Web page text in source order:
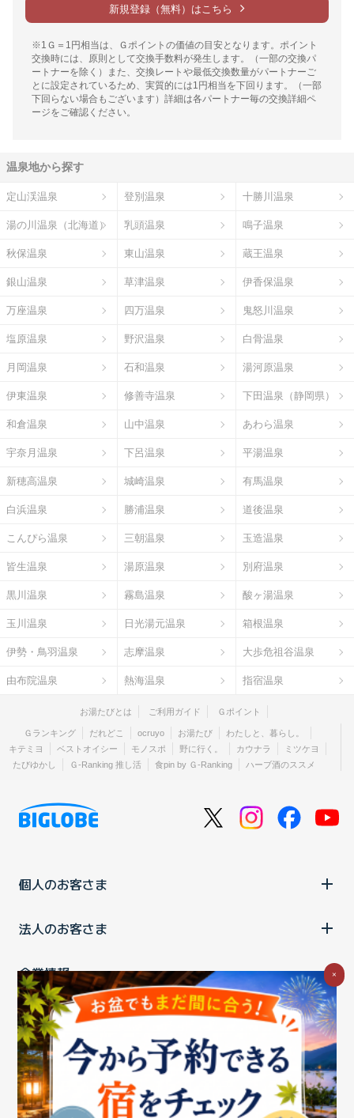
新規登録（無料）はこちら
※1Ｇ＝1円相当は、Ｇポイントの価値の目安となります。ポイント
交換時には、原則として交換手数料が発生します。（一部の交換パ
ートナーを除く）また、交換レートや最低交換数量がパートナーご
とに設定されているため、実質的には1円相当を下回ります。（一部
下回らない場合もございます）詳細は各パートナー毎の交換詳細ペ
ージをご確認ください。
温泉地から探す
定山渓温泉 登別温泉 十勝川温泉
湯の川温泉（北海道） 乳頭温泉 鳴子温泉
秋保温泉 東山温泉 蔵王温泉
銀山温泉 草津温泉 伊香保温泉
万座温泉 四万温泉 鬼怒川温泉
塩原温泉 野沢温泉 白骨温泉
月岡温泉 石和温泉 湯河原温泉
伊東温泉 修善寺温泉 下田温泉（静岡県）
和倉温泉 山中温泉 あわら温泉
宇奈月温泉 下呂温泉 平湯温泉
新穂高温泉 城崎温泉 有馬温泉
白浜温泉 勝浦温泉 道後温泉
こんぴら温泉 三朝温泉 玉造温泉
皆生温泉 湯原温泉 別府温泉
黒川温泉 霧島温泉 酸ヶ湯温泉
玉川温泉 日光湯元温泉 箱根温泉
伊勢・鳥羽温泉 志摩温泉 大歩危祖谷温泉
由布院温泉 熱海温泉 指宿温泉
お湯たびとは ご利用ガイド Ｇポイント
Ｇランキング だれどこ ocruyo お湯たび
わたしと、暮らし。
キテミヨ
ベストオイシー モノスポ 野に行く。 カウナラ
ミツケヨ
たびゆかし
Ｇ-Ranking 推し活 食pin by Ｇ-Ranking ハーブ酒のススメ
個人のお客さま
法人のお客さま
企業情報
ご利用中の方
お問い合わせ消費税の表示 ウェブアクセシビリティの取り組み
個人情報保護ポリシープライバシーポータル
Cookieポリシー
特定商取引法に基づく表記情報セキュリティ基本方針
×